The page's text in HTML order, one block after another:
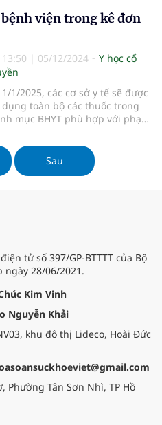
viện trong kê đơn
13:50 | 05/12/2024
Y học cổ
1/1/2025, các cơ sở y tế sẽ được
dụng toàn bộ các thuốc trong
mục BHYT phù hợp với phạm
chẩn đoán và điều trị.
Sau
tử số 397/GP-BTTTT của Bộ
28/06/2021.
Kim Vinh
Nguyễn Khải
khu đô thị Lideco, Hoài Đức
Phường Tân Sơn Nhì, TP Hồ